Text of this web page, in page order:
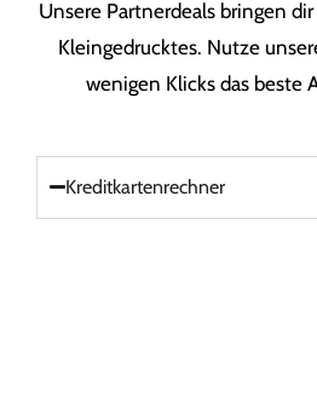
Unsere Partnerdeals bringen
Kleingedrucktes. Nutze
wenigen Klicks das beste
Kreditkartenrechner